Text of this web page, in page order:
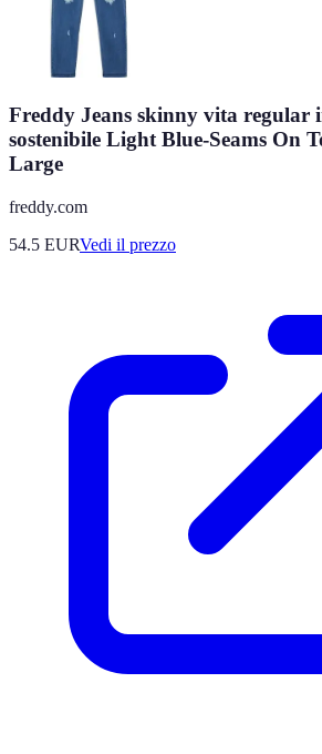
Freddy Jeans skinny vita regular
sostenibile Light Blue-Seams On
Large
freddy.com
54.5 EURVedi il prezzo